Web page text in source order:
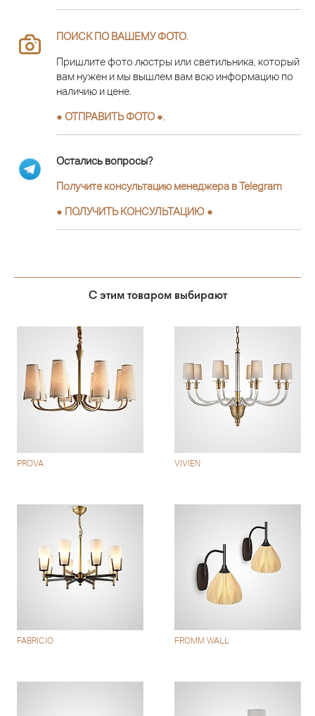
ПОИСК ПО ВАШЕМУ ФОТО
Пришлите фото люстры или светильника, который
вам нужен и мы вышлем вам всю информацию по
наличию и цене.
● ОТПРАВИТЬ ФОТО ●
Остались вопросы?
Получите консультацию менеджера в Telegram
● ПОЛУЧИТЬ КОНСУЛЬТАЦИЮ ●
С этим товаром выбирают
PROVA VIVIEN
FABRICIO FROMM WALL